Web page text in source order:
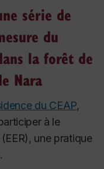
série de
du
la forêt de
Nara
du CEAP,
à le
une pratique